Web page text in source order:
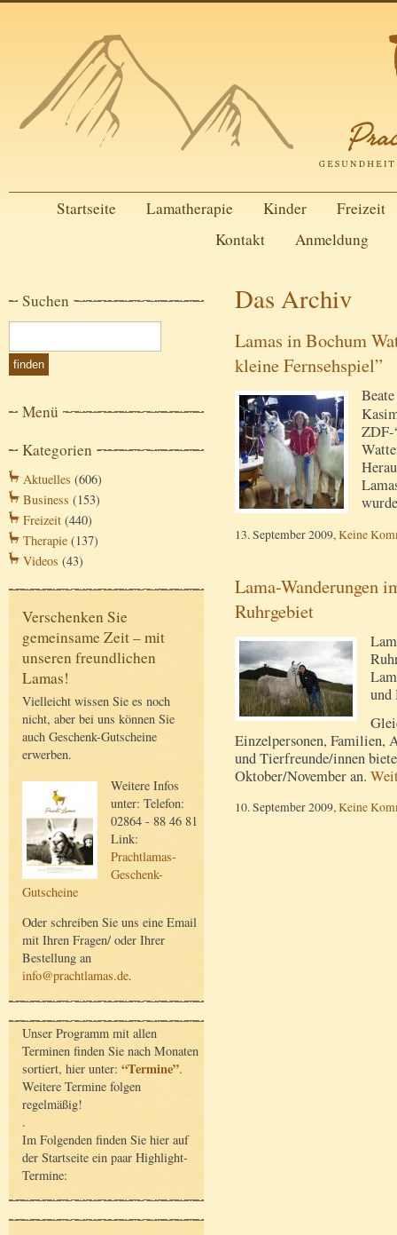
Startseite Lamatherapie Kinder
Freizeit
Kontakt
Anmeldung
Suchen
Menü
Kategorien
Aktuelles (606)
Business (153)
Freizeit (440)
Therapie (137)
Videos (43)
Verschenken Sie
gemeinsame Zeit – mit
unseren freundlichen
Lamas!
Vielleicht wissen Sie es noch
nicht, aber bei uns können Sie
auch Geschenk-Gutscheine
erwerben.
Weitere Infos
unter: Telefon:
02864 - 88 46 81
Link:
Prachtlamas-
Geschenk-
Gutscheine
Oder schreiben Sie uns eine Email
mit Ihren Fragen/ oder Ihrer
Bestellung an
info@prachtlamas.de.
Unser Programm mit allen
Terminen finden Sie nach Monaten
sortiert, hier unter: “Termine”.
Weitere Termine folgen
regelmäßig!
.
Im Folgenden finden Sie hier auf
der Startseite ein paar Highlight-
Termine:
Das Archiv
Lamas in Bochum
kleine Fernsehspiel”
ZDF-
13. September 2009,Keine
Lama-Wanderungen
Ruhrgebiet
und
Einzelpersonen, Familien,
und Tierfreunde/innen
Oktober/November an.
10. September 2009,Keine